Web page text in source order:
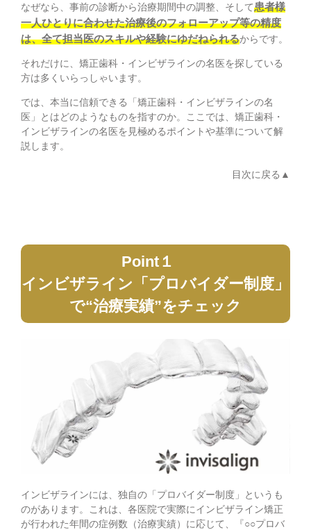
なぜなら、事前の診断から治療期間中の調整、そして患者様
一人ひとりに合わせた治療後のフォローアップ等の精度
は、全て担当医のスキルや経験にゆだねられるからです。
それだけに、矯正歯科・インビザラインの名医を探している
方は多くいらっしゃいます。
では、本当に信頼できる「矯正歯科・インビザラインの名
医」とはどのようなものを指すのか。ここでは、矯正歯科・
インビザラインの名医を見極めるポイントや基準について解
説します。
目次に戻る
Point１
インビザライン「プロバイダー制度」
で“治療実績”をチェック
インビザラインには、独自の「プロバイダー制度」というも
のがあります。これは、各医院で実際にインビザライン矯正
が行われた年間の症例数（治療実績）に応じて、『○○プロバ